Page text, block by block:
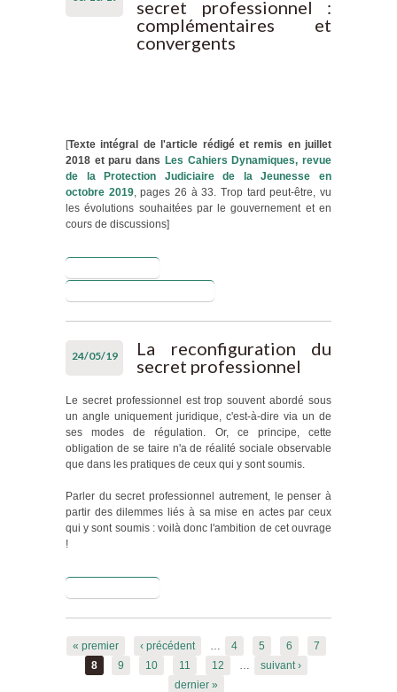
femmes
victimes dans
leur couple ?
secret professionnel :
complémentaires et
convergents
[Texte intégral de l'article rédigé et remis en juillet
2018 et paru dans Les Cahiers Dynamiques, revue
de la Protection Judiciaire de la Jeunesse en
octobre 2019, pages 26 à 33. Trop tard peut-être, vu
les évolutions souhaitées par le gouvernement et en
cours de discussions]
de 45 et secret
professionnel :
complémentaires
24/05/19
La reconfiguration du
secret professionnel
Le secret professionnel est trop souvent abordé sous
un angle uniquement juridique, c'est-à-dire via un de
ses modes de régulation. Or, ce principe, cette
obligation de se taire n'a de réalité sociale observable
que dans les pratiques de ceux qui y sont soumis.
Parler du secret professionnel autrement, le penser à
partir des dilemmes liés à sa mise en actes par ceux
qui y sont soumis : voilà donc l'ambition de cet ouvrage
!
professionnel
Pages
« premier ‹ précédent … 4 5 6
7
8
9 10 11 12 …
suivant ›
dernier »